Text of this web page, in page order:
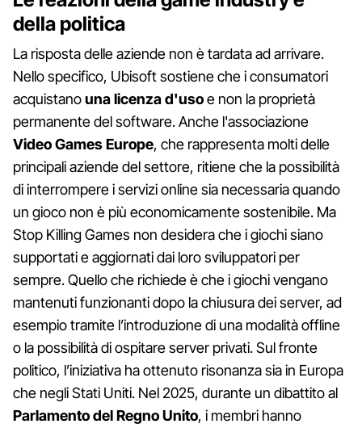
della politica
La risposta delle aziende non è tardata ad arrivare.
Nello specifico, Ubisoft sostiene che i consumatori
acquistanouna licenza d'usoe non la proprietà
permanente del software. Anche l'associazione
Video Games Europe, che rappresenta molti delle
principali aziende del settore, ritiene che la possibilità
di interrompere i servizi online sia necessaria quando
un gioco non è più economicamente sostenibile. Ma
Stop Killing Games non desidera che i giochi siano
supportati e aggiornati dai loro sviluppatori per
sempre. Quello che richiede è che i giochi vengano
mantenuti funzionanti dopo la chiusura dei server, ad
esempio tramite l’introduzione di una modalità offline
o la possibilità di ospitare server privati. Sul fronte
politico, l’iniziativa ha ottenuto risonanza sia in Europa
che negli Stati Uniti. Nel 2025, durante un dibattito al
Parlamento del Regno Unito, i membri hanno